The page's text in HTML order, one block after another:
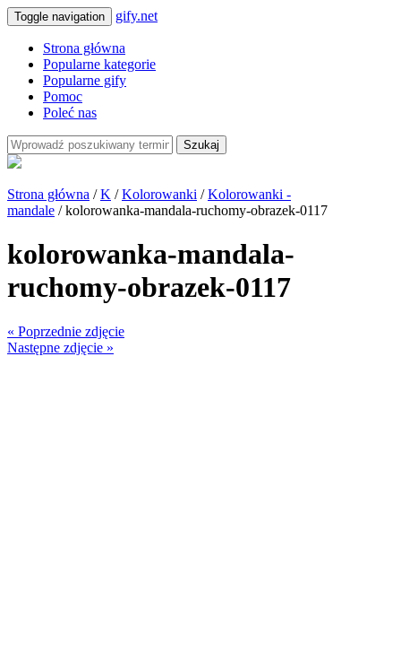
Toggle navigation gify.net
Strona główna
Popularne kategorie
Popularne gify
Pomoc
Poleć nas
Szukaj
Strona główna /K /Kolorowanki /Kolorowanki -
mandale / kolorowanka-mandala-ruchomy-obrazek-0117
kolorowanka-mandala-
ruchomy-obrazek-0117
« Poprzednie zdjęcie
Następne zdjęcie »